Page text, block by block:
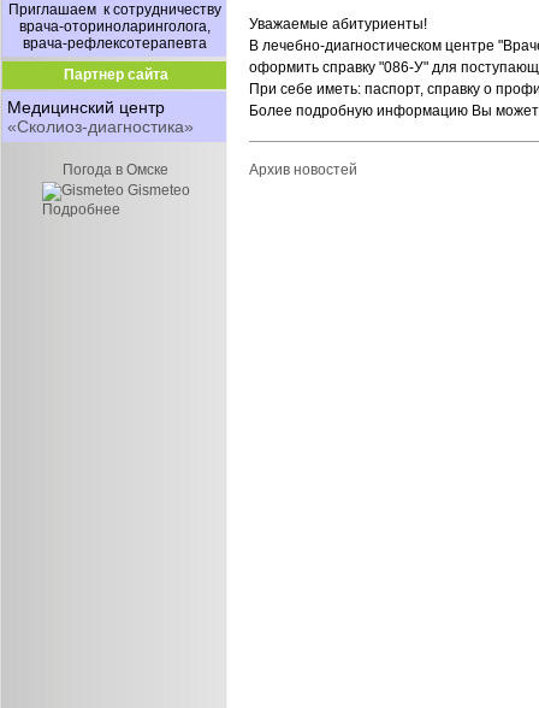
Приглашаем к сотрудничеству
врача-оториноларинголога,
врача-рефлексотерапевта
Партнер сайта
Медицинский центр
«Сколиоз-диагностика»
Погода в Омске
Gismeteo
Подробнее
Уважаемые абитуриенты!
В лечебно-диагностическом центре
оформить справку "086-У" для
При себе иметь: паспорт, справку о
Более подробную информацию Вы
Архив новостей